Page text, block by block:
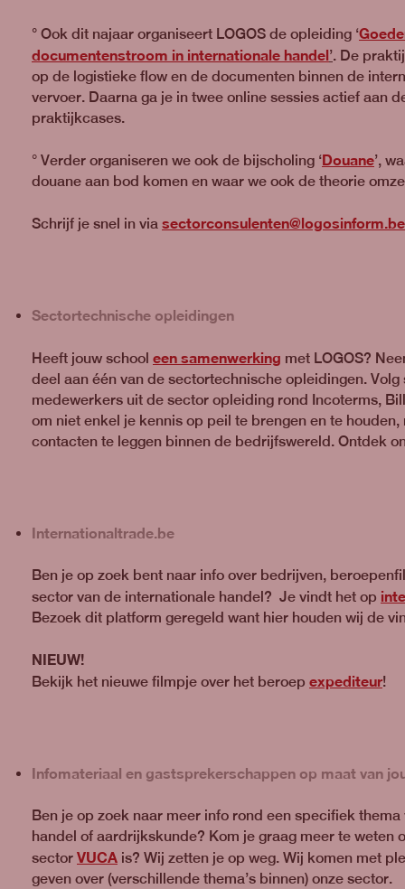
° Ook dit najaar organiseert LOGOS de opleiding ‘
documentenstroom in internationale handel’. De
op de logistieke flow en de documenten binnen de
vervoer. Daarna ga je in twee online sessies actief aan
praktijkcases.
° Verder organiseren we ook de bijscholing ‘Douane’,
douane aan bod komen en waar we ook de theorie
Schrijf je snel in via sectorconsulenten@logosinform.be
Sectortechnische opleidingen
Heeft jouw school een samenwerking met LOGOS?
deel aan één van de sectortechnische opleidingen. Volg
medewerkers uit de sector opleiding rond Incoterms,
om niet enkel je kennis op peil te brengen en te houden,
contacten te leggen binnen de bedrijfswereld. Ontdek
Internationaltrade.be
Ben je op zoek bent naar info over bedrijven,
sector van de internationale handel? Je vindt het op
Bezoek dit platform geregeld want hier houden wij de
NIEUW!
Bekijk het nieuwe filmpje over het beroep expediteur!
Infomateriaal en gastsprekerschappen op maat van
Ben je op zoek naar meer info rond een specifiek
handel of aardrijkskunde? Kom je graag meer te weten
sector VUCA is? Wij zetten je op weg. Wij komen met
geven over (verschillende thema’s binnen) onze sector.